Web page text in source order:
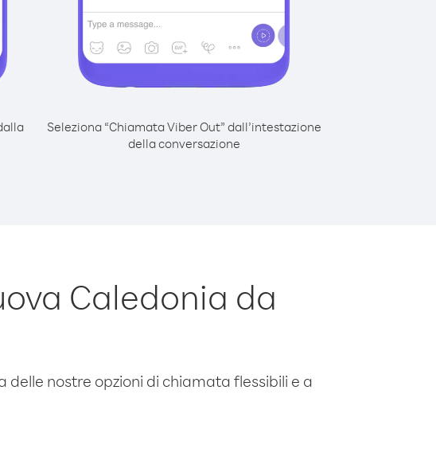
Seleziona “Chiamata Viber Out” dall’intestazione
della conversazione
Caledonia da
nostre opzioni di chiamata flessibili e a